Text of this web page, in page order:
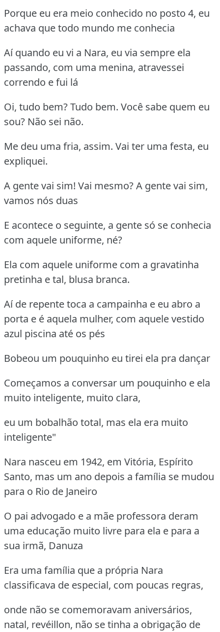
Porque eu era meio conhecido no posto 4, eu
achava que todo mundo me conhecia
Aí quando eu vi a Nara, eu via sempre ela
passando, com uma menina, atravessei
correndo e fui lá
Oi, tudo bem? Tudo bem. Você sabe quem eu
sou? Não sei não.
Me deu uma fria, assim. Vai ter uma festa, eu
expliquei.
A gente vai sim! Vai mesmo? A gente vai sim,
vamos nós duas
E acontece o seguinte, a gente só se conhecia
com aquele uniforme, né?
Ela com aquele uniforme com a gravatinha
pretinha e tal, blusa branca.
Aí de repente toca a campainha e eu abro a
porta e é aquela mulher, com aquele vestido
azul piscina até os pés
Bobeou um pouquinho eu tirei ela pra dançar
Começamos a conversar um pouquinho e ela
muito inteligente, muito clara,
eu um bobalhão total, mas ela era muito
inteligente"
Nara nasceu em 1942, em Vitória, Espírito
Santo, mas um ano depois a família se mudou
para o Rio de Janeiro
O pai advogado e a mãe professora deram
uma educação muito livre para ela e para a
sua irmã, Danuza
Era uma família que a própria Nara
classificava de especial, com poucas regras,
onde não se comemoravam aniversários,
natal, revéillon, não se tinha a obrigação de